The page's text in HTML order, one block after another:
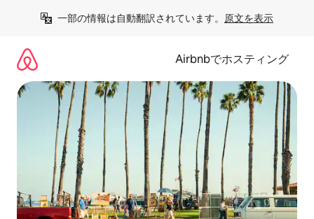
一部の情報は自動翻訳されています。 原文を表示
Airbnbでホスティング